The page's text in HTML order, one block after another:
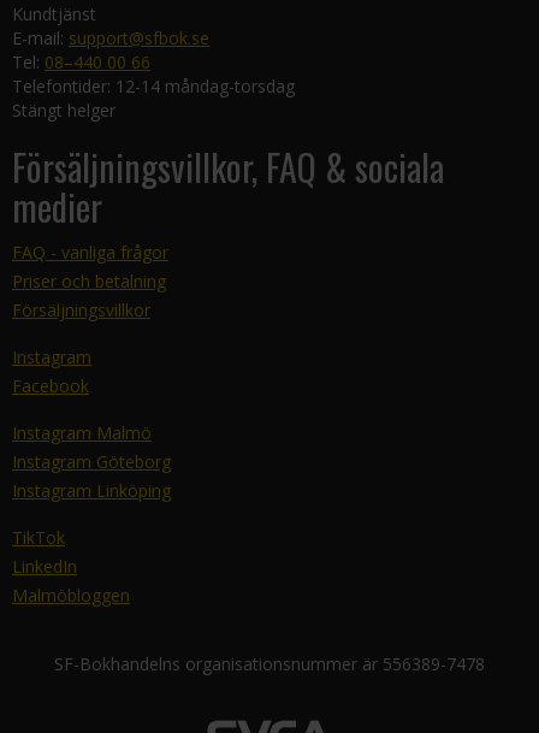
Kundtjänst
E-mail: support@sfbok.se
Tel: 08–440 00 66
Telefontider: 12-14 måndag-torsdag
Stängt helger
Försäljningsvillkor, FAQ & sociala
medier
FAQ - vanliga frågor
Priser och betalning
Försäljningsvillkor
Instagram
Facebook
Instagram Malmö
Instagram Göteborg
Instagram Linköping
TikTok
LinkedIn
Malmöbloggen
SF-Bokhandelns organisationsnummer är 556389-7478